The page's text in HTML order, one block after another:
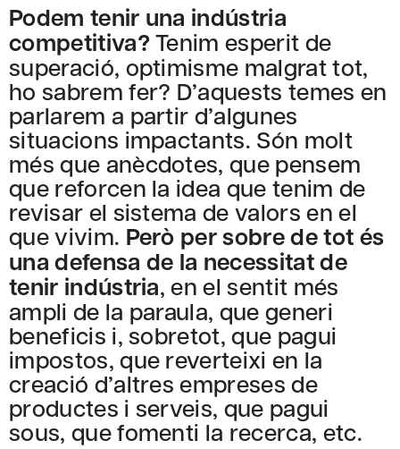
Podem tenir una indústria
competitiva?Tenim esperit de
superació, optimisme malgrat tot,
ho sabrem fer? D’aquests temes en
parlarem a partir d’algunes
situacions impactants. Són molt
més que anècdotes, que pensem
que reforcen la idea que tenim de
revisar el sistema de valors en el
que vivim. Però per sobre de tot és
una defensa de la necessitat de
tenir indústria, en el sentit més
ampli de la paraula, que generi
beneficis i, sobretot, que pagui
impostos, que reverteixi en la
creació d’altres empreses de
productes i serveis, que pagui
sous, que fomenti la recerca, etc.